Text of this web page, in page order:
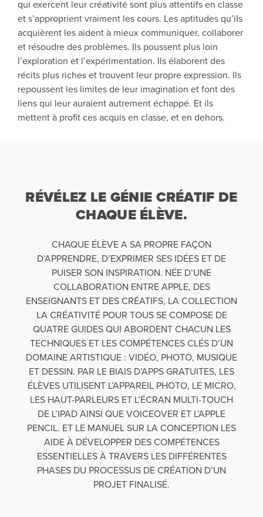
qui exercent leur créativité sont plus attentifs en classe
et s’approprient vraiment les cours. Les aptitudes qu’iIs
acquièrent les aident à mieux communiquer, collaborer
et résoudre des problèmes. Ils poussent plus loin
l’exploration et l’expérimentation. Ils élaborent des
récits plus riches et trouvent leur propre expression. Ils
repoussent les limites de leur imagination et font des
liens qui leur auraient autrement échappé. Et ils
mettent à profit ces acquis en classe, et en dehors.
RÉVÉLEZ LE GÉNIE CRÉATIF DE
CHAQUE ÉLÈVE.
CHAQUE ÉLÈVE A SA PROPRE FAÇON
D’APPRENDRE, D’EXPRIMER SES IDÉES ET DE
PUISER SON INSPIRATION. NÉE D’UNE
COLLABORATION ENTRE APPLE, DES
ENSEIGNANTS ET DES CRÉATIFS, LA COLLECTION
LA CRÉATIVITÉ POUR TOUS SE COMPOSE DE
QUATRE GUIDES QUI ABORDENT CHACUN LES
TECHNIQUES ET LES COMPÉTENCES CLÉS D’UN
DOMAINE ARTISTIQUE : VIDÉO, PHOTO, MUSIQUE
ET DESSIN. PAR LE BIAIS D’APPS GRATUITES, LES
ÉLÈVES UTILISENT L’APPAREIL PHOTO, LE MICRO,
LES HAUT-PARLEURS ET L’ÉCRAN MULTI-TOUCH
DE L’IPAD AINSI QUE VOICEOVER ET L’APPLE
PENCIL. ET LE MANUEL SUR LA CONCEPTION LES
AIDE À DÉVELOPPER DES COMPÉTENCES
ESSENTIELLES À TRAVERS LES DIFFÉRENTES
PHASES DU PROCESSUS DE CRÉATION D’UN
PROJET FINALISÉ.